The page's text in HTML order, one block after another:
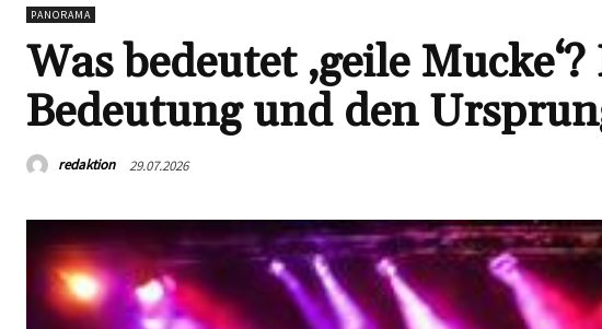
PANORAMA
Was bedeutet ‚geile
Bedeutung und den
redaktion 29.07.2026